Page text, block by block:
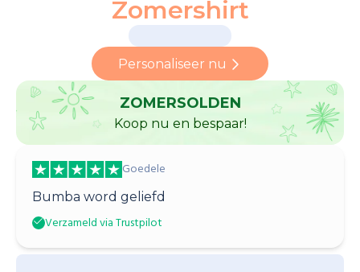
Zomershirt
Personaliseer nu
ZOMERSOLDEN
Koop nu en bespaar!
Goedele
Bumba word geliefd
Verzameld via Trustpilot